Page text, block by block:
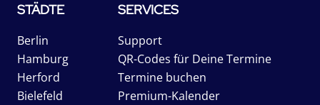
STÄDTE
Berlin
Hamburg
Herford
Bielefeld
SERVICES
Support
QR-Codes für Deine Termine
Termine buchen
Premium-Kalender